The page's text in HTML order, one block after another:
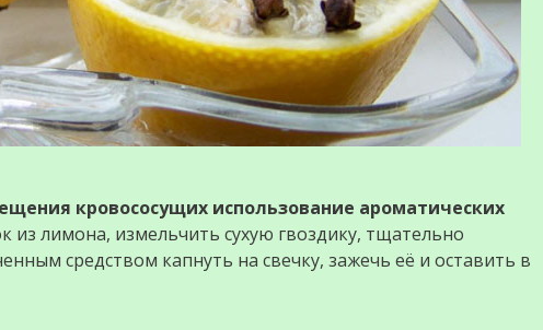
кровососущих использование ароматических
из лимона, измельчить сухую гвоздику, тщательно
средством капнуть на свечку, зажечь её и оставить в